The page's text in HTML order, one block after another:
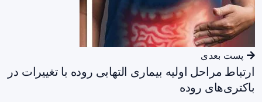
پست بعدی
ارتباط مراحل اولیه بیماری التهابی روده با تغییرات در
باکتری‌های روده